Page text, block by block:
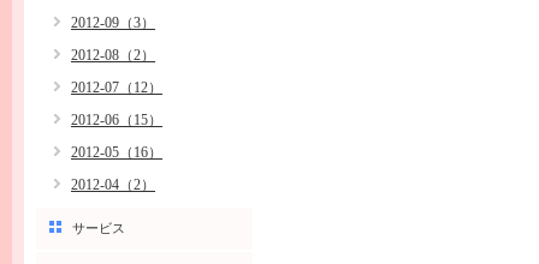
2012-09（3）
2012-08（2）
2012-07（12）
2012-06（15）
2012-05（16）
2012-04（2）
サービス